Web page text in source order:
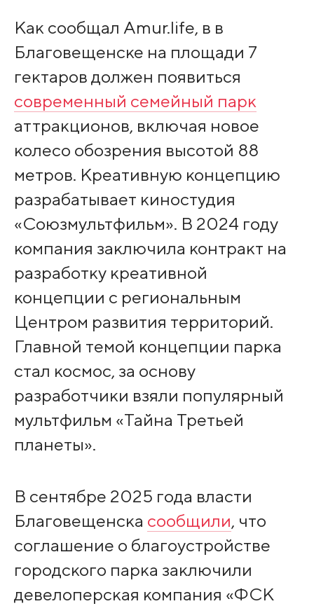
Как сообщал Amur.life, в в
Благовещенске на площади 7
гектаров должен появиться
современный семейный парк
аттракционов, включая новое
колесо обозрения высотой 88
метров. Креативную концепцию
разрабатывает киностудия
«Союзмультфильм». В 2024 году
компания заключила контракт на
разработку креативной
концепции с региональным
Центром развития территорий.
Главной темой концепции парка
стал космос, за основу
разработчики взяли популярный
мультфильм «Тайна Третьей
планеты».
В сентябре 2025 года власти
Благовещенска сообщили, что
соглашение о благоустройстве
городского парка заключили
девелоперская компания «ФСК